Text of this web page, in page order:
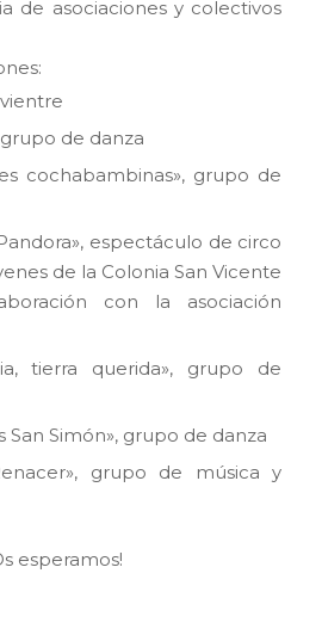
de asociaciones y colectivos
grupo de danza
cochabambinas», grupo de
espectáculo de circo
de la Colonia San Vicente
con la asociación
tierra querida», grupo de
San Simón», grupo de danza
grupo de música y
esperamos!